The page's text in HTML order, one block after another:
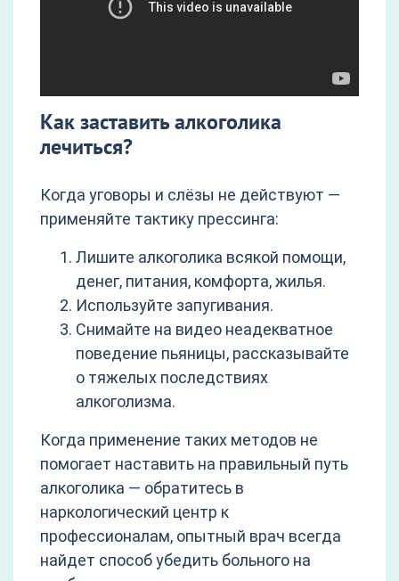
Как заставить алкоголика
лечиться?
Когда уговоры и слёзы не действуют —
применяйте тактику прессинга:
Лишите алкоголика всякой помощи,
денег, питания, комфорта, жилья.
Используйте запугивания.
Снимайте на видео неадекватное
поведение пьяницы, рассказывайте
о тяжелых последствиях
алкоголизма.
Когда применение таких методов не
помогает наставить на правильный путь
алкоголика — обратитесь в
наркологический центр к
профессионалам, опытный врач всегда
найдет способ убедить больного на